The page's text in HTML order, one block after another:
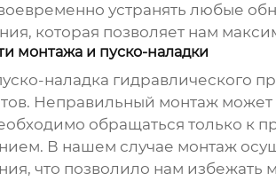
устранять любые
которая позволяет нам
монтажа и пуско-наладки
наладка гидравлического
Неправильный монтаж
обращаться только
В нашем случае монтаж
что позволило нам избежать